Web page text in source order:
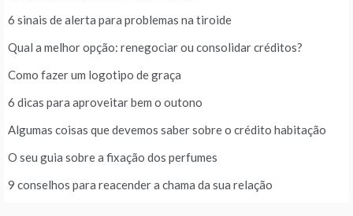
6 sinais de alerta para problemas na tiroide
Qual a melhor opção: renegociar ou consolidar créditos?
Como fazer um logotipo de graça
6 dicas para aproveitar bem o outono
Algumas coisas que devemos saber sobre o crédito habitação
O seu guia sobre a fixação dos perfumes
9 conselhos para reacender a chama da sua relação